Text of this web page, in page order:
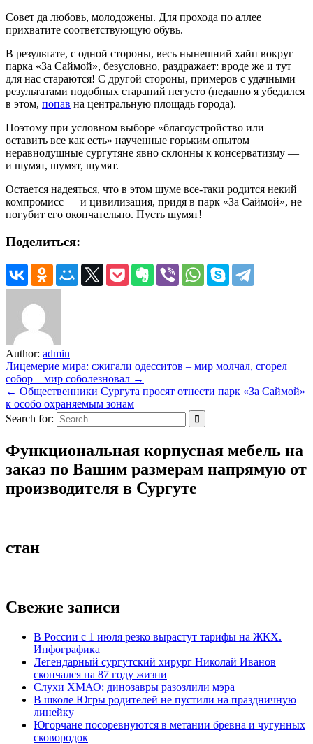
Совет да любовь, молодожены. Для прохода по аллее
прихватите соответствующую обувь.
В результате, с одной стороны, весь нынешний хайп вокруг
парка «За Саймой», безусловно, раздражает: вроде же и тут
для нас стараются! С другой стороны, примеров с удачными
результатами подобных стараний негусто (недавно я убедился
в этом, попав на центральную площадь города).
Поэтому при условном выборе «благоустройство или
оставить все как есть» наученные горьким опытом
неравнодушные сургутяне явно склонны к консерватизму —
и шумят, шумят, шумят.
Остается надеяться, что в этом шуме все-таки родится некий
компромисс — и цивилизация, придя в парк «За Саймой», не
погубит его окончательно. Пусть шумят!
Поделиться:
Author: admin
Навигация
по
записям
Лицемерие мира: сжигали одесситов – мир молчал, сгорел
собор – мир соболезновал →
← Общественники Сургута просят отнести парк «За Саймой»
к особо охраняемым зонам
Search for:
Функциональная корпусная мебель на
заказ по Вашим размерам напрямую от
производителя в Сургуте
стан
Свежие записи
В России с 1 июля резко вырастут тарифы на ЖКХ.
Инфографика
Легендарный сургутский хирург Николай Иванов
скончался на 87 году жизни
Слухи ХМАО: динозавры разозлили мэра
В школе Югры родителей не пустили на праздничную
линейку
Югорчане посоревнуются в метании бревна и чугунных
сковородок